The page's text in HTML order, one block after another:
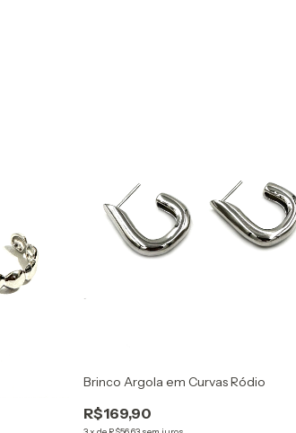
Brinco Argola em Curvas Ródio
R$169,90